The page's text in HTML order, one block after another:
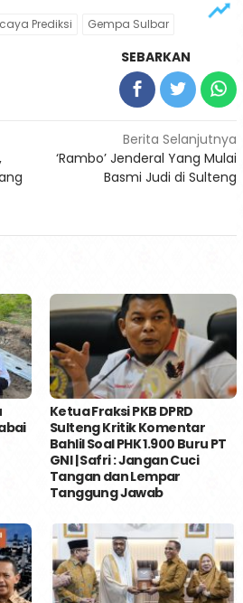
Prediksi Gempa Sulbar
SEBARKAN
Berita Selanjutnya
‘Rambo’ Jenderal Yang Mulai
Basmi Judi di Sulteng
Ketua Fraksi PKB DPRD
Sulteng Kritik Komentar
Bahlil Soal PHK 1.900 Buru PT
GNI | Safri : Jangan Cuci
Tangan dan Lempar
Tanggung Jawab